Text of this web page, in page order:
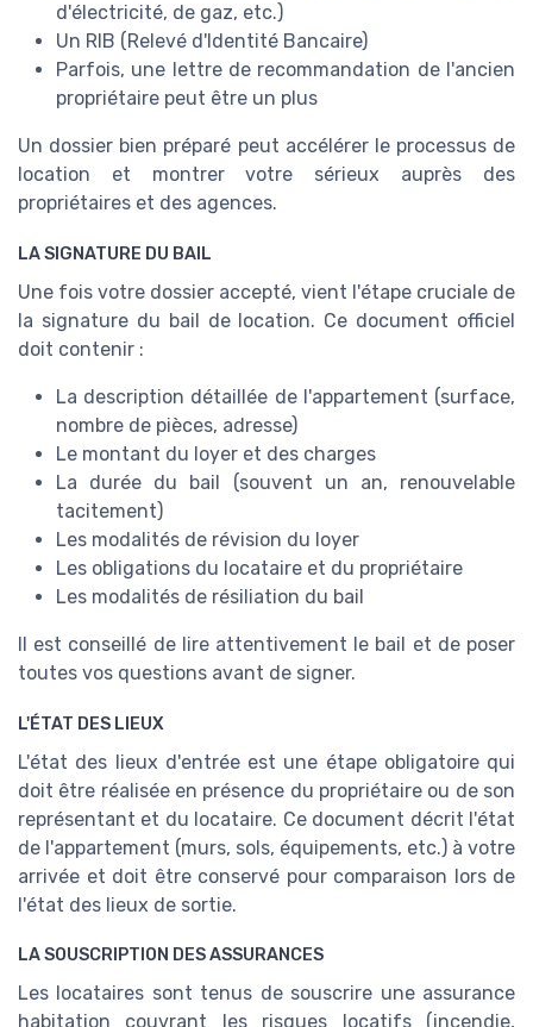
d'électricité, de gaz, etc.)
Un RIB (Relevé d'Identité Bancaire)
Parfois, une lettre de recommandation de l'ancien
propriétaire peut être un plus
Un dossier bien préparé peut accélérer le processus de
location et montrer votre sérieux auprès des
propriétaires et des agences.
LA SIGNATURE DU BAIL
Une fois votre dossier accepté, vient l'étape cruciale de
la signature du bail de location. Ce document officiel
doit contenir :
La description détaillée de l'appartement (surface,
nombre de pièces, adresse)
Le montant du loyer et des charges
La durée du bail (souvent un an, renouvelable
tacitement)
Les modalités de révision du loyer
Les obligations du locataire et du propriétaire
Les modalités de résiliation du bail
Il est conseillé de lire attentivement le bail et de poser
toutes vos questions avant de signer.
L'ÉTAT DES LIEUX
L'état des lieux d'entrée est une étape obligatoire qui
doit être réalisée en présence du propriétaire ou de son
représentant et du locataire. Ce document décrit l'état
de l'appartement (murs, sols, équipements, etc.) à votre
arrivée et doit être conservé pour comparaison lors de
l'état des lieux de sortie.
LA SOUSCRIPTION DES ASSURANCES
Les locataires sont tenus de souscrire une assurance
habitation couvrant les risques locatifs (incendie,